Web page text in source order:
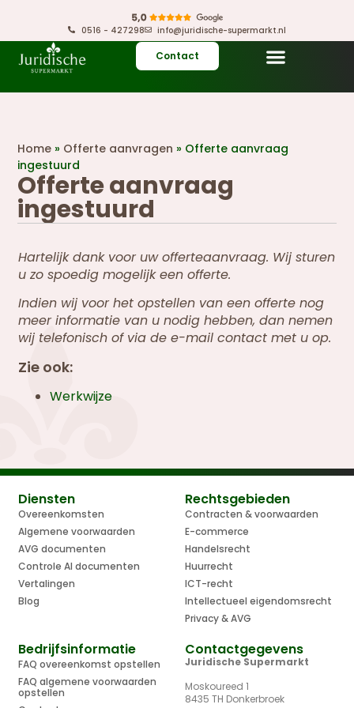
0516 - 427298 info@juridische-supermarkt.nl
Contact
Home » Offerte aanvragen » Offerte aanvraag
ingestuurd
Offerte aanvraag
ingestuurd
Hartelijk dank voor uw offerteaanvraag. Wij sturen
u zo spoedig mogelijk een offerte.
Indien wij voor het opstellen van een offerte nog
meer informatie van u nodig hebben, dan nemen
wij telefonisch of via de e-mail contact met u op.
Zie ook:
Werkwijze
Diensten
Overeenkomsten
Algemene voorwaarden
AVG documenten
Controle AI documenten
Vertalingen
Blog
Rechtsgebieden
Contracten & voorwaarden
E-commerce
Handelsrecht
Huurrecht
ICT-recht
Intellectueel eigendomsrecht
Privacy & AVG
Bedrijfsinformatie
FAQ overeenkomst opstellen
FAQ algemene voorwaarden
opstellen
Contactgegevens
Juridische Supermarkt
Moskoureed 1
8435 TH Donkerbroek